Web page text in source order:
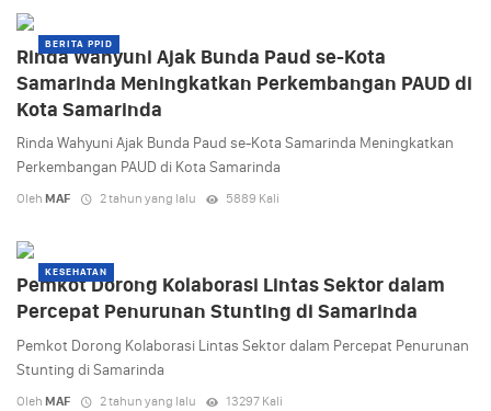
BERITA PPID
Rinda Wahyuni Ajak Bunda Paud se-Kota
Samarinda Meningkatkan Perkembangan PAUD di
Kota Samarinda
Rinda Wahyuni Ajak Bunda Paud se-Kota Samarinda Meningkatkan
Perkembangan PAUD di Kota Samarinda
Oleh MAF 2 tahun yang lalu 5889 Kali
KESEHATAN
Pemkot Dorong Kolaborasi Lintas Sektor dalam
Percepat Penurunan Stunting di Samarinda
Pemkot Dorong Kolaborasi Lintas Sektor dalam Percepat Penurunan
Stunting di Samarinda
Oleh MAF 2 tahun yang lalu 13297 Kali